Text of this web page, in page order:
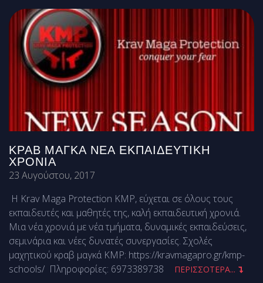
ΚΡΑΒ ΜΑΓΚΆ ΝΈΑ ΕΚΠΑΙΔΕΥΤΙΚΉ
ΧΡΟΝΙΆ
23 Αυγούστου, 2017
Η Krav Maga Protection KMP, εύχεται σε όλους τους
εκπαιδευτές και μαθητές της, καλή εκπαιδευτική χρονιά.
Μια νέα χρονιά με νέα τμήματα, δυναμικές εκπαιδεύσεις,
σεμινάρια και νέες δυνατές συνεργασίες. Σχολές
μαχητικού κραβ μαγκά ΚΜΡ: https://kravmagapro.gr/kmp-
schools/ Πληροφορίες: 6973389738
ΠΕΡΙΣΣΟΤΕΡΑ...